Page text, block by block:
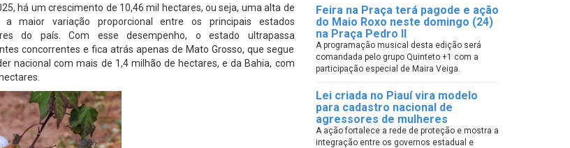
há um crescimento de 10,46 mil hectares, ou seja, uma alta de
a maior variação proporcional entre os principais estados
do país. Com esse desempenho, o estado ultrapassa
concorrentes e fica atrás apenas de Mato Grosso, que segue
nacional com mais de 1,4 milhão de hectares, e da Bahia, com
Feira na Praça terá pagode e ação
do Maio Roxo neste domingo (24)
na Praça Pedro II
A programação musical desta edição será
comandada pelo grupo Quinteto +1 com a
participação especial de Maira Veiga.
Lei criada no Piauí vira modelo
para cadastro nacional de
agressores de mulheres
A ação fortalece a rede de proteção e mostra a
integração entre os governos estadual e